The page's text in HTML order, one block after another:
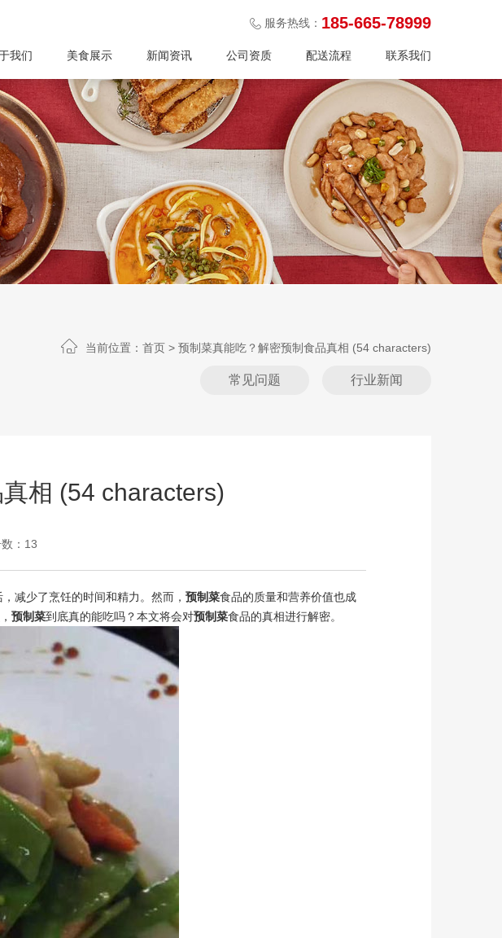
服务热线： 185-665-78999
我们 美食展示 新闻资讯 公司资质 配送流程 联系我们
当前位置： 首页 > 预制菜真能吃？解密预制食品真相 (54 characters)
常见问题 行业新闻
相 (54 characters)
：13
减少了烹饪的时间和精力。然而， 预制菜食品的质量和营养价值也成
预制菜到底真的能吃吗？本文将会对预制菜食品的真相进行解密。